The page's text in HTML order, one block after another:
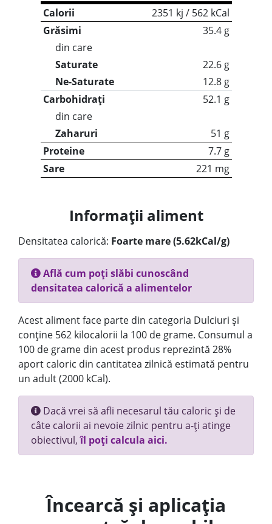
Calorii
2351 kj / 562 kCal
Grăsimi
35.4 g
din care
Saturate
22.6 g
Ne-Saturate
12.8 g
Carbohidrați
52.1 g
din care
Zaharuri
51 g
Proteine
7.7 g
Sare
221 mg
Informații aliment
Densitatea calorică: Foarte mare (5.62kCal/g)
Află cum poți slăbi cunoscând
densitatea calorică a alimentelor
Acest aliment face parte din categoria Dulciuri și
conține 562 kilocalorii la 100 de grame. Consumul a
100 de grame din acest produs reprezintă 28%
aport caloric din cantitatea zilnică estimată pentru
un adult (2000 kCal).
Dacă vrei să afli necesarul tău caloric și de
câte calorii ai nevoie zilnic pentru a-ți atinge
obiectivul,îl poți calcula aici.
Încearcă și aplicația